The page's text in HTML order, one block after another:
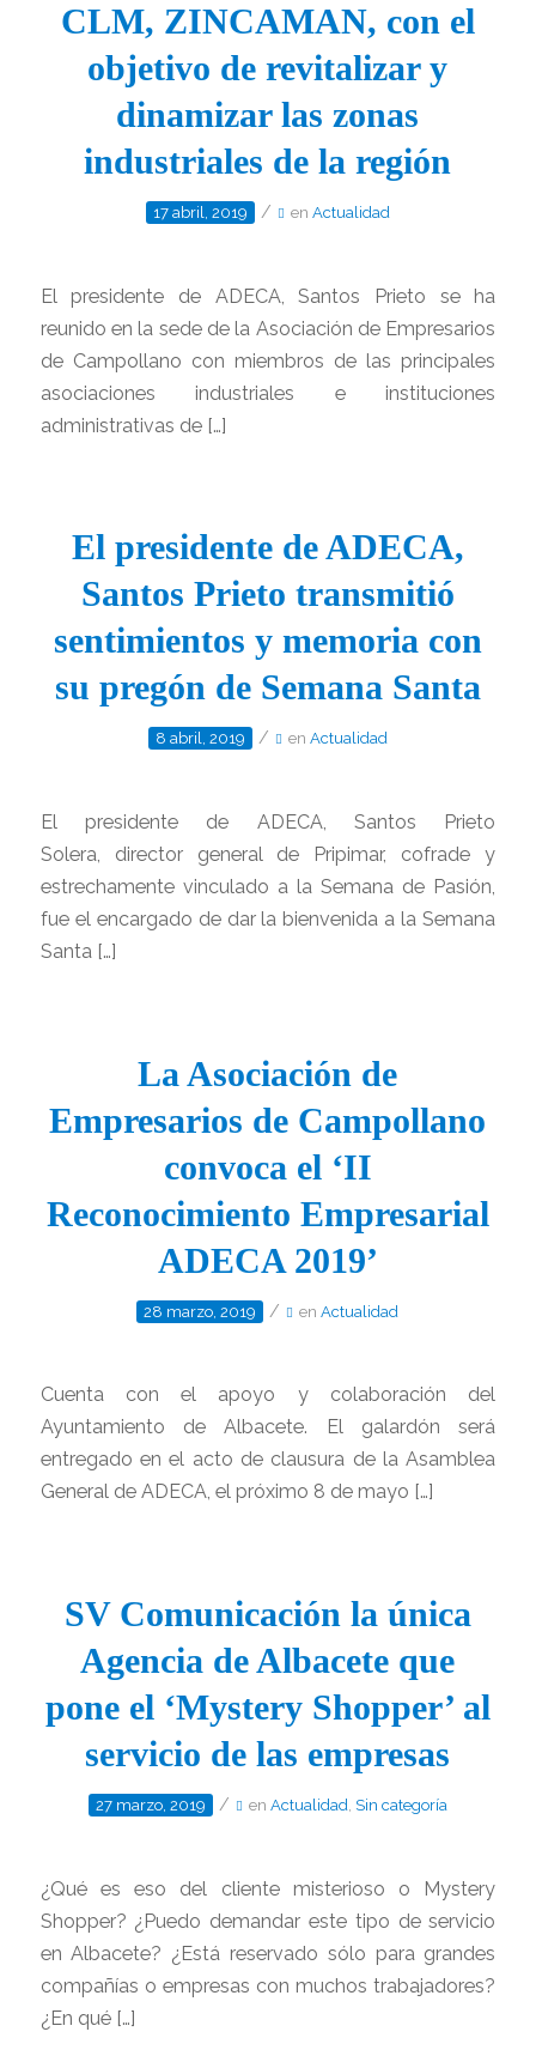
CLM, ZINCAMAN, con el
objetivo de revitalizar y
dinamizar las zonas
industriales de la región
17 abril, 2019 / en Actualidad
El presidente de ADECA, Santos Prieto se ha
reunido en la sede de la Asociación de Empresarios
de Campollano con miembros de las principales
asociaciones industriales e instituciones
administrativas de […]
El presidente de ADECA,
Santos Prieto transmitió
sentimientos y memoria con
su pregón de Semana Santa
8 abril, 2019 / en Actualidad
El presidente de ADECA, Santos Prieto
Solera, director general de Pripimar, cofrade y
estrechamente vinculado a la Semana de Pasión,
fue el encargado de dar la bienvenida a la Semana
Santa […]
La Asociación de
Empresarios de Campollano
convoca el ‘II
Reconocimiento Empresarial
ADECA 2019’
28 marzo, 2019 / enActualidad
Cuenta con el apoyo y colaboración del
Ayuntamiento de Albacete. El galardón será
entregado en el acto de clausura de la Asamblea
General de ADECA, el próximo 8 de mayo […]
SV Comunicación la única
Agencia de Albacete que
pone el ‘Mystery Shopper’ al
servicio de las empresas
27 marzo, 2019 / en Actualidad, Sin categoría
¿Qué es eso del cliente misterioso o Mystery
Shopper? ¿Puedo demandar este tipo de servicio
en Albacete? ¿Está reservado sólo para grandes
compañías o empresas con muchos trabajadores?
¿En qué […]